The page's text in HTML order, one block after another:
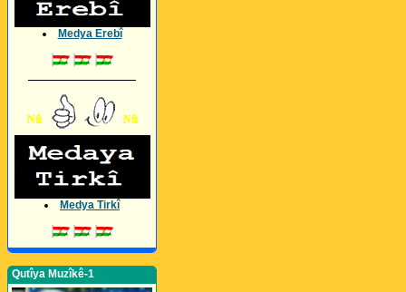
Medya Erebî
Medya Tirkî
Qutîya Muzîkê-1